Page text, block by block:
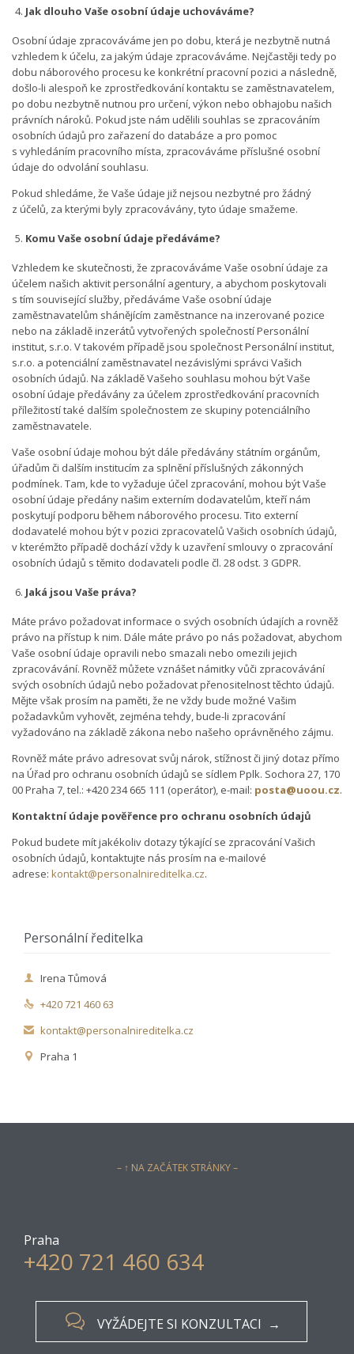
Jak dlouho Vaše osobní údaje uchováváme?
Osobní údaje zpracováváme jen po dobu, která je nezbytně nutná
vzhledem k účelu, za jakým údaje zpracováváme. Nejčastěji tedy po
dobu náborového procesu ke konkrétní pracovní pozici a následně,
došlo-li alespoň ke zprostředkování kontaktu se zaměstnavatelem,
po dobu nezbytně nutnou pro určení, výkon nebo obhajobu našich
právních nároků. Pokud jste nám udělili souhlas se zpracováním
osobních údajů pro zařazení do databáze a pro pomoc
s vyhledáním pracovního místa, zpracováváme příslušné osobní
údaje do odvolání souhlasu.
Pokud shledáme, že Vaše údaje již nejsou nezbytné pro žádný
z účelů, za kterými byly zpracovávány, tyto údaje smažeme.
Komu Vaše osobní údaje předáváme?
Vzhledem ke skutečnosti, že zpracováváme Vaše osobní údaje za
účelem našich aktivit personální agentury, a abychom poskytovali
s tím související služby, předáváme Vaše osobní údaje
zaměstnavatelům shánějícím zaměstnance na inzerované pozice
nebo na základě inzerátů vytvořených společností Personální
institut, s.r.o. V takovém případě jsou společnost Personální institut,
s.r.o. a potenciální zaměstnavatel nezávislými správci Vašich
osobních údajů. Na základě Vašeho souhlasu mohou být Vaše
osobní údaje předávány za účelem zprostředkování pracovních
příležitostí také dalším společnostem ze skupiny potenciálního
zaměstnavatele.
Vaše osobní údaje mohou být dále předávány státním orgánům,
úřadům či dalším institucím za splnění příslušných zákonných
podmínek. Tam, kde to vyžaduje účel zpracování, mohou být Vaše
osobní údaje předány našim externím dodavatelům, kteří nám
poskytují podporu během náborového procesu. Tito externí
dodavatelé mohou být v pozici zpracovatelů Vašich osobních údajů,
v kterémžto případě dochází vždy k uzavření smlouvy o zpracování
osobních údajů s těmito dodavateli podle čl. 28 odst. 3 GDPR.
Jaká jsou Vaše práva?
Máte právo požadovat informace o svých osobních údajích a rovněž
právo na přístup k nim. Dále máte právo po nás požadovat, abychom
Vaše osobní údaje opravili nebo smazali nebo omezili jejich
zpracovávání. Rovněž můžete vznášet námitky vůči zpracovávání
svých osobních údajů nebo požadovat přenositelnost těchto údajů.
Mějte však prosím na paměti, že ne vždy bude možné Vašim
požadavkům vyhovět, zejména tehdy, bude-li zpracování
vyžadováno na základě zákona nebo našeho oprávněného zájmu.
Rovněž máte právo adresovat svůj nárok, stížnost či jiný dotaz přímo
na Úřad pro ochranu osobních údajů se sídlem Pplk. Sochora 27, 170
00 Praha 7, tel.: +420 234 665 111 (operátor), e-mail: posta@uoou.cz.
Kontaktní údaje pověřence pro ochranu osobních údajů
Pokud budete mít jakékoliv dotazy týkající se zpracování Vašich
osobních údajů, kontaktujte nás prosím na e-mailové
adrese: kontakt@personalnireditelka.cz.
Personální ředitelka
 Irena Tůmová
 +420 721 460 63
 kontakt@personalnireditelka.cz
 Praha 1
– ↑ NA ZAČÁTEK STRÁNKY –
Praha
+420 721 460 634
 VYŽÁDEJTE SI KONZULTACI →